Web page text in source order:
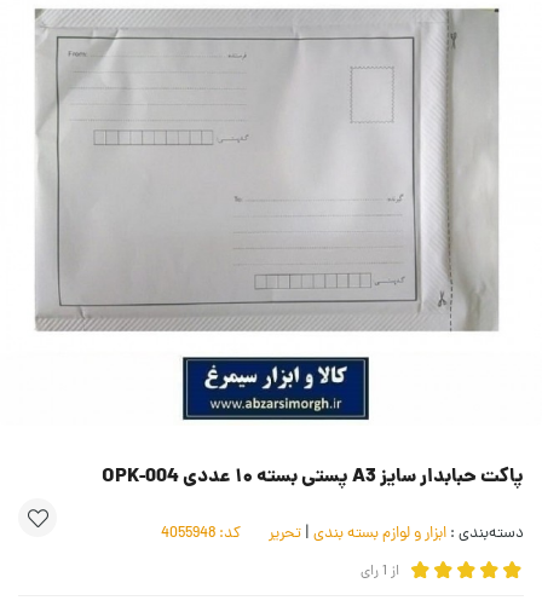
پاکت حبابدار سایز A3 پستی بسته ۱۰ عددی OPK-004
دسته‌بندی : ابزار و لوازم بسته بندی | تحریر کد:
از 1رای